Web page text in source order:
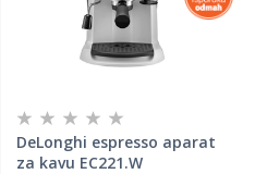
DeLonghi espresso aparat
za kavu EC221.W